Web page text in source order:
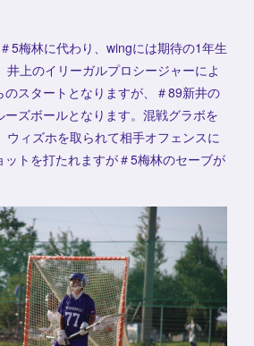
5梅林に代わり、wingには期待の1年生
井上のイリーガルプロシージャーによ
のスタートとなりますが、＃89新井の
ズボールとなります。混戦グラボを
ウィズホを取られて相手オフェンスに
ットを打たれますが＃5梅林のセーブが